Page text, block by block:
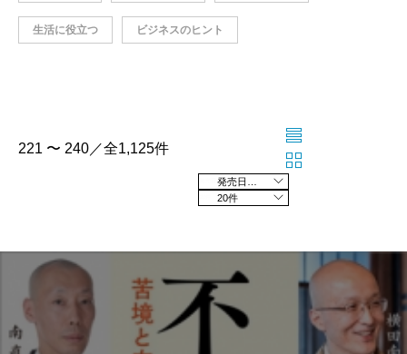
生活に役立つ ビジネスのヒント
221 〜 240／全1,125件
20件